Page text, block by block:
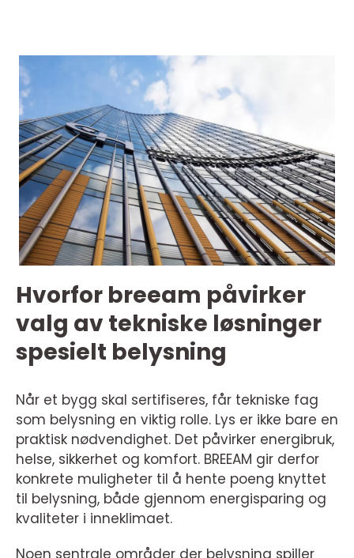
Hvorfor breeam påvirker
valg av tekniske løsninger
spesielt belysning
Når et bygg skal sertifiseres, får tekniske fag
som belysning en viktig rolle. Lys er ikke bare en
praktisk nødvendighet. Det påvirker energibruk,
helse, sikkerhet og komfort. BREEAM gir derfor
konkrete muligheter til å hente poeng knyttet
til belysning, både gjennom energisparing og
kvaliteter i inneklimaet.